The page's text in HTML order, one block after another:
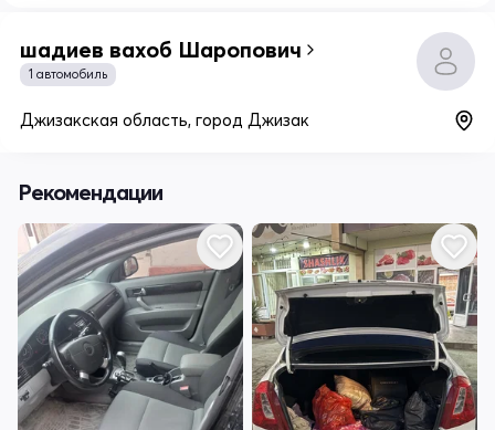
шадиев вахоб Шаропович
1 автомобиль
Джизакская область, город Джизак
Рекомендации